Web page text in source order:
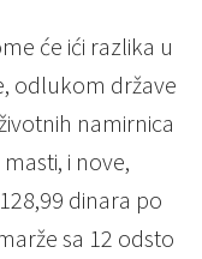
će ići razlika u
odlukom države
namirnica
i nove,
dinara po
sa 12 odsto